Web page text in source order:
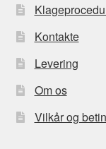
Kontakte
Levering
Om os
Vilkår og